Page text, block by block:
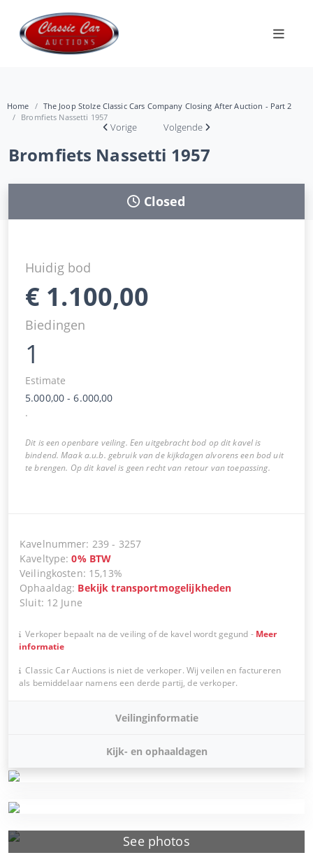
Home
The Joop Stolze Classic Cars Company Closing After Auction - Part 2
Bromfiets Nassetti 1957
Vorige Volgende
Bromfiets Nassetti 1957
See photos
Closed
Huidig bod
€ 1.100,00
Biedingen
1
Estimate
5.000,00 -6.000,00
.
Dit is een openbare veiling. Een uitgebracht bod op dit kavel is
bindend. Maak a.u.b. gebruik van de kijkdagen alvorens een bod uit
te brengen. Op dit kavel is geen recht van retour van toepassing.
Kavelnummer: 239 - 3257
Kaveltype:0% BTW
Veilingkosten: 15,13%
Ophaaldag: Bekijk transportmogelijkheden
Sluit: 12 June
Verkoper bepaalt na de veiling of de kavel wordt gegund - Meer
informatie
Classic Car Auctions is niet de verkoper. Wij veilen en factureren
als bemiddelaar namens een derde partij, de verkoper.
Veilinginformatie
Kijk- en ophaaldagen